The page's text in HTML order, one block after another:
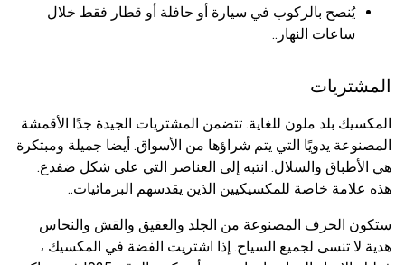
يُنصح بالركوب في سيارة أو حافلة أو قطار فقط خلال
ساعات النهار..
المشتريات
المكسيك بلد ملون للغاية. تتضمن المشتريات الجيدة جدًا الأقمشة
المصنوعة يدويًا التي يتم شراؤها من الأسواق. أيضا جميلة ومبتكرة
هي الأطباق والسلال. انتبه إلى العناصر التي على شكل ضفدع.
هذه علامة خاصة للمكسيكيين الذين يقدسهم البرمائيات..
ستكون الحرف المصنوعة من الجلد والعقيق والقش والنحاس
هدية لا تنسى لجميع السياح. إذا اشتريت الفضة في المكسيك ،